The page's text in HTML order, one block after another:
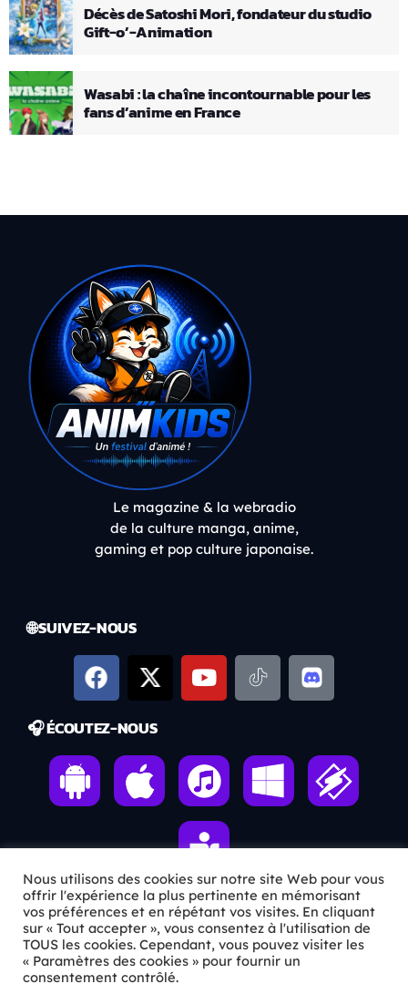
Décès de Satoshi Mori, fondateur du studio
Gift-o’-Animation
Wasabi : la chaîne incontournable pour les
fans d’anime en France
Le magazine & la webradio
de la culture manga, anime,
gaming et pop culture japonaise.
🌐 SUIVEZ-NOUS
🎧 ÉCOUTEZ-NOUS
ℹ️ INFOS PRATIQUES
✉️Contact
Nous utilisons des cookies sur notre site Web pour vous
offrir l'expérience la plus pertinente en mémorisant
vos préférences et en répétant vos visites. En cliquant
sur « Tout accepter », vous consentez à l'utilisation de
TOUS les cookies. Cependant, vous pouvez visiter les
« Paramètres des cookies » pour fournir un
consentement contrôlé.